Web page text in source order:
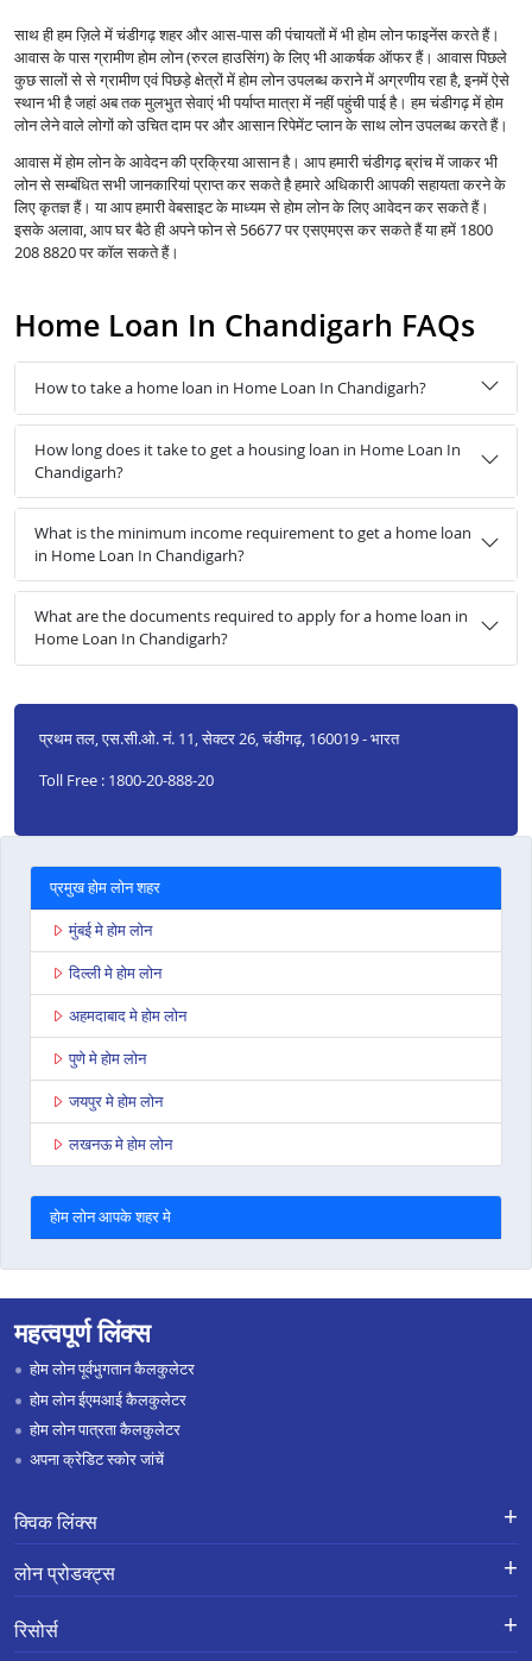
साथ ही हम ज़िले में चंडीगढ़ शहर और आस-पास की पंचायतों में भी होम लोन फाइनेंस करते हैं।
आवास के पास ग्रामीण होम लोन (रुरल हाउसिंग) के लिए भी आकर्षक ऑफर हैं। आवास पिछले
कुछ सालों से से ग्रामीण एवं पिछड़े क्षेत्रों में होम लोन उपलब्ध कराने में अग्रणीय रहा है, इनमें ऐसे
स्थान भी है जहां अब तक मुलभुत सेवाएं भी पर्याप्त मात्रा में नहीं पहुंची पाई है। हम चंडीगढ़ में होम
लोन लेने वाले लोगों को उचित दाम पर और आसान रिपेमेंट प्लान के साथ लोन उपलब्ध करते हैं।
आवास में होम लोन के आवेदन की प्रक्रिया आसान है। आप हमारी चंडीगढ़ ब्रांच में जाकर भी
लोन से सम्बंधित सभी जानकारियां प्राप्त कर सकते है हमारे अधिकारी आपकी सहायता करने के
लिए कृतज्ञ हैं। या आप हमारी वेबसाइट के माध्यम से होम लोन के लिए आवेदन कर सकते हैं।
इसके अलावा, आप घर बैठे ही अपने फोन से 56677 पर एसएमएस कर सकते हैं या हमें 1800
208 8820 पर कॉल सकते हैं।
Home Loan In Chandigarh FAQs
How to take a home loan in Home Loan In Chandigarh?
How long does it take to get a housing loan in Home Loan In
Chandigarh?
What is the minimum income requirement to get a home loan
in Home Loan In Chandigarh?
What are the documents required to apply for a home loan in
Home Loan In Chandigarh?
प्रथम तल, एस.सी.ओ. नं. 11, सेक्टर 26, चंडीगढ़, 160019 - भारत
Toll Free : 1800-20-888-20
प्रमुख होम लोन शहर
मुंबई मे होम लोन
दिल्ली मे होम लोन
अहमदाबाद मे होम लोन
पुणे मे होम लोन
जयपुर मे होम लोन
लखनऊ मे होम लोन
होम लोन आपके शहर मे
महत्वपूर्ण लिंक्स
होम लोन पूर्वभुगतान कैलकुलेटर
होम लोन ईएमआई कैलकुलेटर
होम लोन पात्रता कैलकुलेटर
अपना क्रेडिट स्कोर जांचें
क्विक लिंक्स
लोन के लिए एप्लाई करें
लोन प्रोडक्ट्स
हमारे बारे में
ब्लॉग
लोन प्रोडक्ट्स
होम लोन
ज़मीन खरीदने और कंस्ट्रक्शन के लिए लोन
रिसोर्स